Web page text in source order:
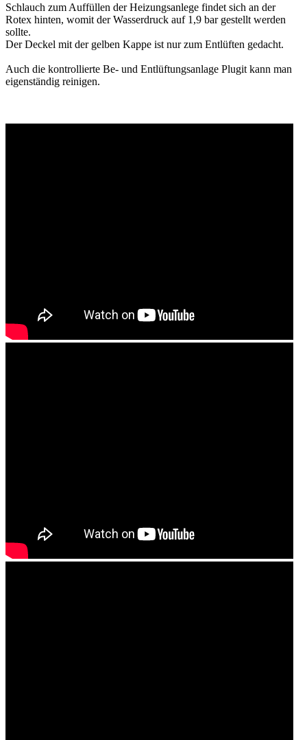
Schlauch zum Auffüllen der Heizungsanlege findet sich an der
Rotex hinten, womit der Wasserdruck auf 1,9 bar gestellt werden
sollte.
Der Deckel mit der gelben Kappe ist nur zum Entlüften gedacht.
Auch die kontrollierte Be- und Entlüftungsanlage Plugit kann man
eigenständig reinigen.